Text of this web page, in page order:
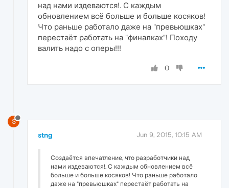
над нами издеваются!. С каждым
обновлением всё больше и больше косяков!
Что раньше работало даже на "превьюшках"
перестаёт работать на "финалках"! Походу
валить надо с оперы!!!
0
S
stng Jun 9, 2015, 10:15 AM
Создаётся впечатление, что разработчики над
нами издеваются!. С каждым обновлением всё
больше и больше косяков! Что раньше работало
даже на "превьюшках" перестаёт работать на